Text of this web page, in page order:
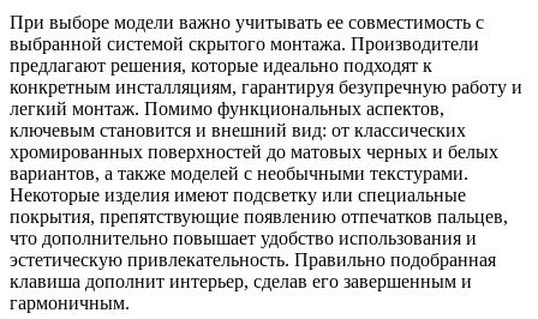
При выборе модели важно учитывать ее совместимость с
выбранной системой скрытого монтажа. Производители
предлагают решения, которые идеально подходят к
конкретным инсталляциям, гарантируя безупречную работу и
легкий монтаж. Помимо функциональных аспектов,
ключевым становится и внешний вид: от классических
хромированных поверхностей до матовых черных и белых
вариантов, а также моделей с необычными текстурами.
Некоторые изделия имеют подсветку или специальные
покрытия, препятствующие появлению отпечатков пальцев,
что дополнительно повышает удобство использования и
эстетическую привлекательность. Правильно подобранная
клавиша дополнит интерьер, сделав его завершенным и
гармоничным.